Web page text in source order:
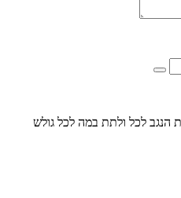
הנגב לכל ולתת במה לכל גולש